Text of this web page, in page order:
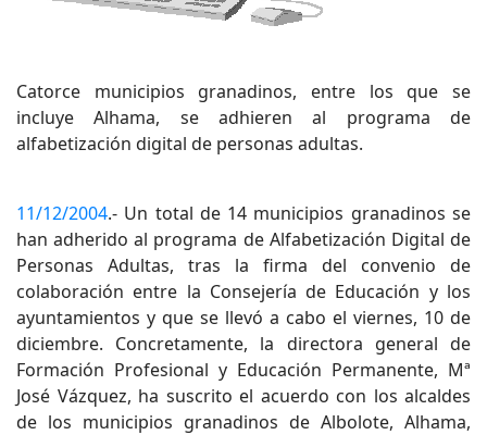
Catorce municipios granadinos, entre los que se
incluye Alhama, se adhieren al programa de
alfabetización digital de personas adultas.
11/12/2004.- Un total de 14 municipios granadinos se
han adherido al programa de Alfabetización Digital de
Personas Adultas, tras la firma del convenio de
colaboración entre la Consejería de Educación y los
ayuntamientos y que se llevó a cabo el viernes, 10 de
diciembre. Concretamente, la directora general de
Formación Profesional y Educación Permanente, Mª
José Vázquez, ha suscrito el acuerdo con los alcaldes
de los municipios granadinos de Albolote, Alhama,